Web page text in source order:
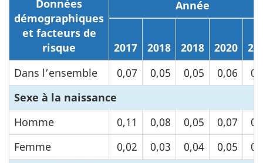
Données
démographiques
et facteurs de
risque
Année
2017 2018 2018 2020
Dans l’ensemble
0,07 0,05 0,05 0,06
Sexe à la naissance
Homme
0,11 0,08 0,05 0,07
Femme
0,02 0,03 0,04 0,05